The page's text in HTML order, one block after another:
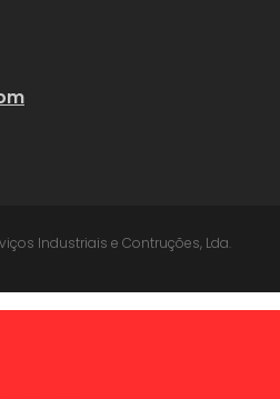
Industriais e Contruções, Lda.